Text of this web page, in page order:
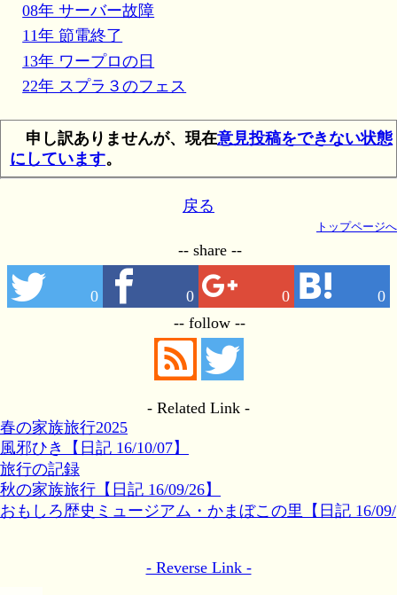
08年 サーバー故障
11年 節電終了
13年 ワープロの日
22年 スプラ３のフェス
申し訳ありませんが、現在意見投稿をできない状態
にしています。
戻る
トップページへ
-- share --
0 0 0 0
-- follow --
- Related Link -
春の家族旅行2025
風邪ひき【日記 16/10/07】
旅行の記録
秋の家族旅行【日記 16/09/26】
おもしろ歴史ミュージアム・かまぼこの里【日記 16/09/
- Reverse Link -